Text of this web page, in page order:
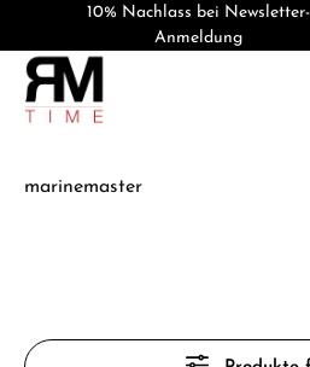
10% Nachlass bei Newsletter-
Anmeldung
marinemaster